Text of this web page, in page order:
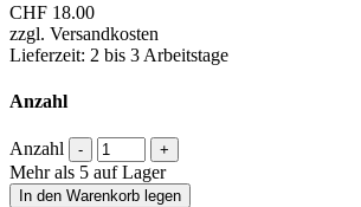
CHF 18.00
zzgl. Versandkosten
Lieferzeit: 2 bis 3 Arbeitstage
Anzahl
Anzahl - +
Mehr als 5 auf Lager
In den Warenkorb legen